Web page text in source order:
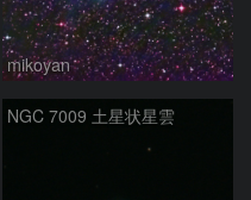
mikoyan
NGC 7009 土星状星雲